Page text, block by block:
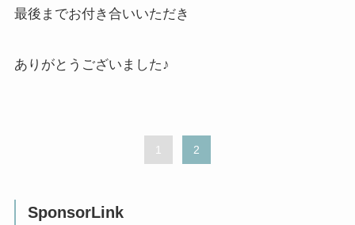
最後までお付き合いいただき
ありがとうございました♪
1 2
SponsorLink